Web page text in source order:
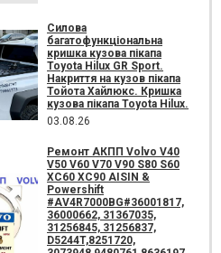
Силова
багатофункціональна
кришка кузова пікапа
Toyota Hilux GR Sport.
Накриття на кузов пікапа
Тойота Хайлюкс. Кришка
кузова пікапа Toyota Hilux.
03.08.26
Ремонт АКПП Volvo V40
V50 V60 V70 V90 S80 S60
XC60 XC90 AISIN &
Powershift
#AV4R7000BG#36001817,
36000662, 31367035,
31256845, 31256837,
D5244T,8251720,